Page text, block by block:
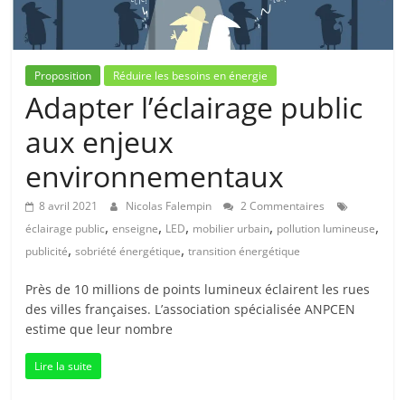
Proposition Réduire les besoins en énergie
Adapter l’éclairage public
aux enjeux
environnementaux
8 avril 2021 Nicolas Falempin
2 Commentaires
éclairage public,enseigne, LED, mobilier urbain, pollution lumineuse,
publicité,sobriété énergétique,transition énergétique
Près de 10 millions de points lumineux éclairent les rues
des villes françaises. L’association spécialisée ANPCEN
estime que leur nombre
Lire la suite